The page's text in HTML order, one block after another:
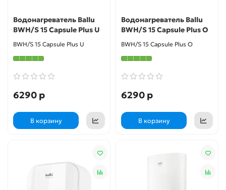
Водонагреватель Ballu
BWH/S 15 Capsule Plus U
BWH/S 15 Capsule Plus U
6290 р
В корзину
Водонагреватель Ballu
BWH/S 15 Capsule Plus O
BWH/S 15 Capsule Plus O
6290 р
В корзину